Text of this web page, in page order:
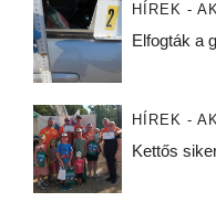
HÍREK -
Elfogták a
HÍREK -
Kettős